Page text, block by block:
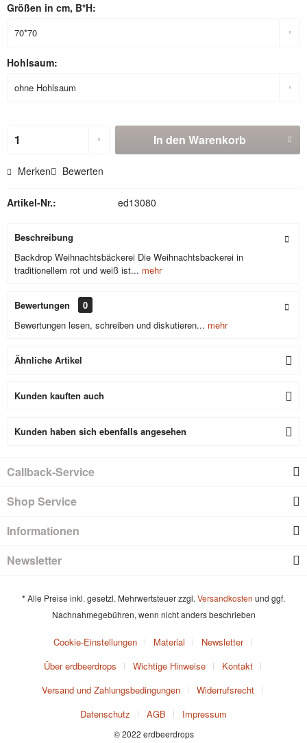
Größen in cm, B*H:
Hohlsaum:
In den Warenkorb
Merken Bewerten
Artikel-Nr.: ed13080
Beschreibung
Backdrop Weihnachtsbäckerei Die Weihnachtsbackerei in
traditionellem rot und weiß ist... mehr
Bewertungen
0
Bewertungen lesen, schreiben und diskutieren... mehr
Ähnliche Artikel
Kunden kauften auch
Kunden haben sich ebenfalls angesehen
Callback-Service
Shop Service
Informationen
Newsletter
* Alle Preise inkl. gesetzl. Mehrwertsteuer zzgl. Versandkosten und ggf.
Nachnahmegebühren, wenn nicht anders beschrieben
Cookie-Einstellungen Material
Newsletter
Über erdbeerdrops
Wichtige Hinweise
Kontakt
Versand und Zahlungsbedingungen
Widerrufsrecht
Datenschutz
AGB Impressum
© 2022 erdbeerdrops